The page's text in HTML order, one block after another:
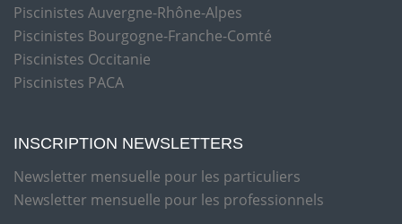
Piscinistes Auvergne-Rhône-Alpes
Piscinistes Bourgogne-Franche-Comté
Piscinistes Occitanie
Piscinistes PACA
INSCRIPTION NEWSLETTERS
Newsletter mensuelle pour les particuliers
Newsletter mensuelle pour les professionnels